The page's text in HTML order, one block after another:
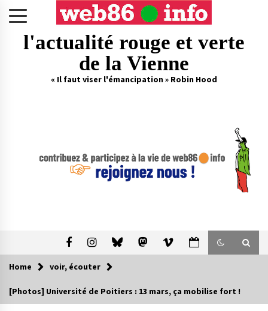
l'actualité rouge et verte
de la Vienne
« Il faut viser l'émancipation » Robin Hood
Home voir, écouter
[Photos] Université de Poitiers : 13 mars, ça mobilise fort !